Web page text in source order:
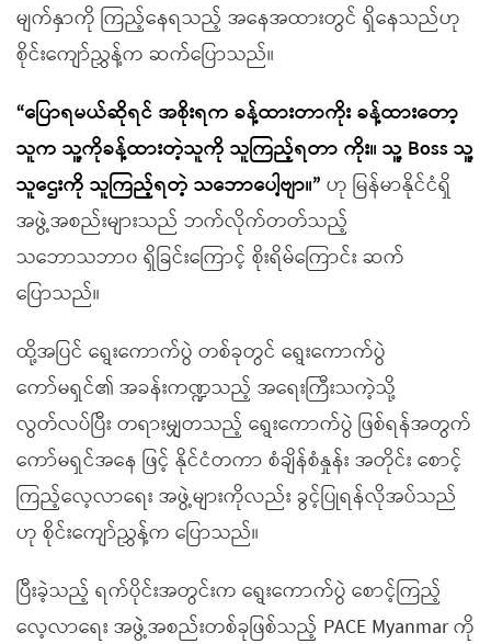
မျက်နှာကို ကြည့်နေရသည့် အနေအထားတွင် ရှိနေသည်ဟု
စိုင်းကျော်ညွှန့်က ဆက်ပြောသည်။
“ပြောရမယ်ဆိုရင် အစိုးရက ခန့်ထားတာကိုး ခန့်ထားတော့
သူက သူ့ကိုခန့်ထားတဲ့သူကို သူကြည့်ရတာ ကိုး။ သူ့ Boss သူ့
သူဌေးကို သူကြည့်ရတဲ့ သဘောပေါ့ဗျာ။” ဟု မြန်မာနိုင်ငံရှိ
အဖွဲ့အစည်းများသည် ဘက်လိုက်တတ်သည့်
သဘောသဘာ၀ ရှိခြင်းကြောင့် စိုးရိမ်ကြောင်း ဆက်
ပြောသည်။
ထို့အပြင် ရွေးကောက်ပွဲ တစ်ခုတွင် ရွေးကောက်ပွဲ
ကော်မရှင်၏ အခန်းကဏ္ဍသည့် အရေးကြီးသကဲ့သို့
လွတ်လပ်ပြီး တရားမျှတသည့် ရွေးကောက်ပွဲ ဖြစ်ရန်အတွက်
ကော်မရှင်အနေ ဖြင့် နိုင်ငံတကာ စံချိန်စံနှုန်း အတိုင်း စောင့်
ကြည့်လေ့လာရေး အဖွဲ့များကိုလည်း ခွင့်ပြုရန်လိုအပ်သည်
ဟု စိုင်းကျော်ညွှန့်က ပြောသည်။
ပြီးခဲ့သည့် ရက်ပိုင်းအတွင်းက ရွေးကောက်ပွဲ စောင့်ကြည့်
လေ့လာရေး အဖွဲ့အစည်းတစ်ခုဖြစ်သည့် PACE Myanmar ကို